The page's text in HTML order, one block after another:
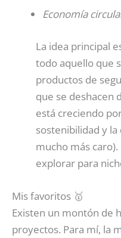
Economía
La idea principal
todo aquello que
productos de
que se deshacen
está creciendo
sostenibilidad y
mucho más
explorar para
Mis favoritos 🥇
Existen un montón de
proyectos. Para mí, la